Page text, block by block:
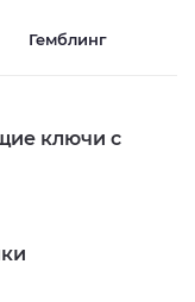
Гемблинг
ключи с